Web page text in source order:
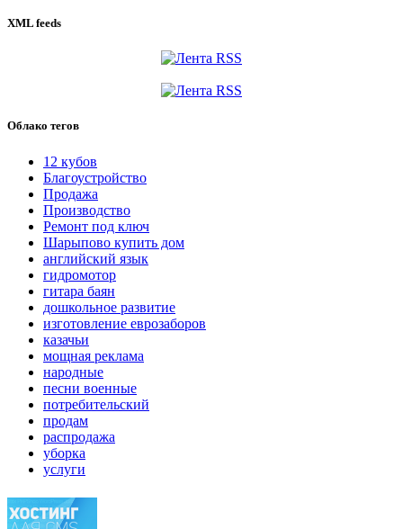
XML feeds
Облако тегов
12 кубов
Благоустройство
Продажа
Производство
Ремонт под ключ
Шарыпово купить дом
английский язык
гидромотор
гитара баян
дошкольное развитие
изготовление еврозаборов
казачьи
мощная реклама
народные
песни военные
потребительский
продам
распродажа
уборка
услуги